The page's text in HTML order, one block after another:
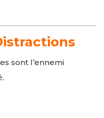
sont l’ennemi